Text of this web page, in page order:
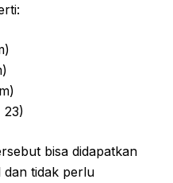
23)
bisa didapatkan
dan tidak perlu